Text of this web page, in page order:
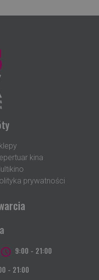
kina
prywatności
9:00 - 21:00
- 21:00